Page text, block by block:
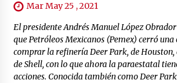
Mar May 25 , 2021
El presidente Andrés Manuel López
que Petróleos Mexicanos (Pemex) cerró
comprar la refinería Deer Park, de Houston,
de Shell, con lo que ahora la paraestatal
acciones. Conocida también como Deer